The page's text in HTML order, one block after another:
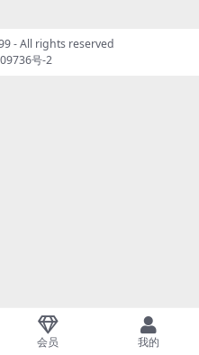
- All rights reserved
号-2
会员 我的